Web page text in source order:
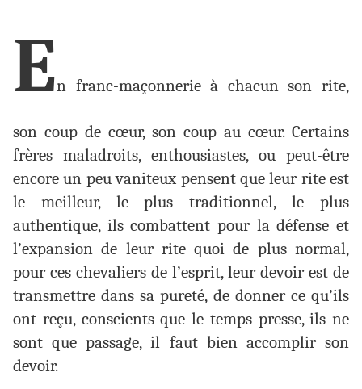
En franc-maçonnerie à chacun son rite,
son coup de cœur, son coup au cœur. Certains
frères maladroits, enthousiastes, ou peut-être
encore un peu vaniteux pensent que leur rite est
le meilleur, le plus traditionnel, le plus
authentique, ils combattent pour la défense et
l’expansion de leur rite quoi de plus normal,
pour ces chevaliers de l’esprit, leur devoir est de
transmettre dans sa pureté, de donner ce qu’ils
ont reçu, conscients que le temps presse, ils ne
sont que passage, il faut bien accomplir son
devoir.